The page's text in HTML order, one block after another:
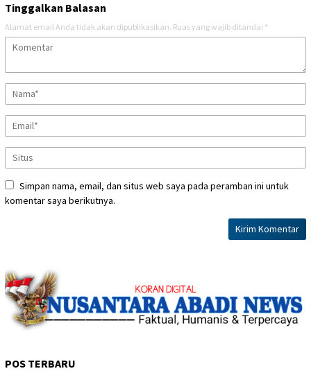
Tinggalkan Balasan
Alamat email Anda tidak akan dipublikasikan. Ruas yang wajib ditandai *
Simpan nama, email, dan situs web saya pada peramban ini untuk
komentar saya berikutnya.
POS TERBARU